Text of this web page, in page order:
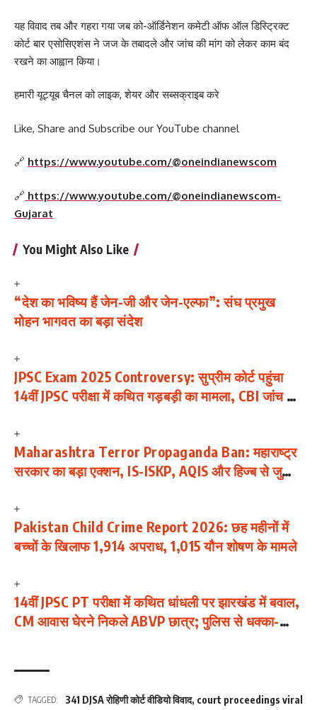
यह विवाद तब और गहरा गया जब को-ऑर्डिनेशन कमेटी ऑफ ऑल डिस्ट्रिक्ट
कोर्ट बार एसोसिएशंस ने जज के तबादले और जांच की मांग को लेकर काम बंद
रखने का आह्वान किया।
हमारी यूट्यूब चैनल को लाइक, शेयर और सब्सक्राइब करे
Like, Share and Subscribe our YouTube channel
🔗 https://www.youtube.com/@oneindianewscom
🔗 https://www.youtube.com/@oneindianewscom-
Gujarat
You Might Also Like
“देश का भविष्य हैं जेन-जी और जेन-एल्फा”: संघ प्रमुख
मोहन भागवत का बड़ा संदेश
JPSC Exam 2025 Controversy: सुप्रीम कोर्ट पहुंचा
14वीं JPSC परीक्षा में कथित गड़बड़ी का मामला, CBI जांच की
Maharashtra Terror Propaganda Ban: महाराष्ट्र
सरकार का बड़ा एक्शन, IS-ISKP, AQIS और हिज्ब से जुड़ी
Pakistan Child Crime Report 2026: छह महीनों में
बच्चों के खिलाफ 1,914 अपराध, 1,015 यौन शोषण के मामले
14वीं JPSC PT परीक्षा में कथित धांधली पर झारखंड में बवाल,
CM आवास घेरने निकले ABVP छात्र; पुलिस से धक्का-
TAGGED: 341 DJSA रोहिणी कोर्ट वीडियो विवाद, court proceedings viral